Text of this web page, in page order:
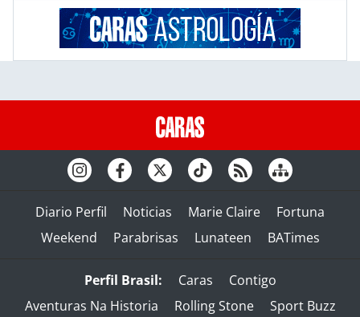
Diario Perfil Noticias Marie Claire
Fortuna
Weekend
Parabrisas Lunateen BATimes
Perfil Brasil: Caras
Contigo
Aventuras Na Historia
Rolling Stone Sport Buzz